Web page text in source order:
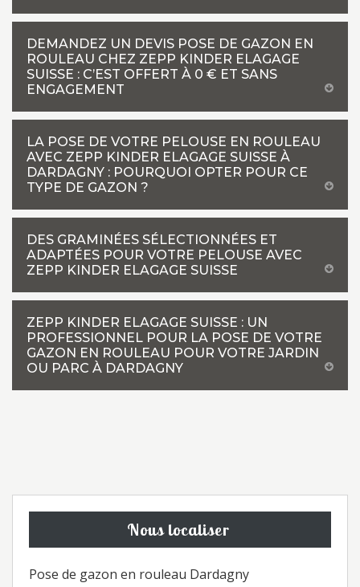
DEMANDEZ UN DEVIS POSE DE GAZON EN
ROULEAU CHEZ ZEPP KINDER ELAGAGE
SUISSE : C’EST OFFERT À 0 € ET SANS
ENGAGEMENT
LA POSE DE VOTRE PELOUSE EN ROULEAU
AVEC ZEPP KINDER ELAGAGE SUISSE À
DARDAGNY : POURQUOI OPTER POUR CE
TYPE DE GAZON ?
DES GRAMINÉES SÉLECTIONNÉES ET
ADAPTÉES POUR VOTRE PELOUSE AVEC
ZEPP KINDER ELAGAGE SUISSE
ZEPP KINDER ELAGAGE SUISSE : UN
PROFESSIONNEL POUR LA POSE DE VOTRE
GAZON EN ROULEAU POUR VOTRE JARDIN
OU PARC À DARDAGNY
Nous localiser
Pose de gazon en rouleau Dardagny